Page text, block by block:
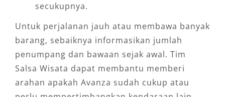
secukupnya.
Untuk perjalanan jauh atau membawa banyak
barang, sebaiknya informasikan jumlah
penumpang dan bawaan sejak awal. Tim
Salsa Wisata dapat membantu memberi
arahan apakah Avanza sudah cukup atau